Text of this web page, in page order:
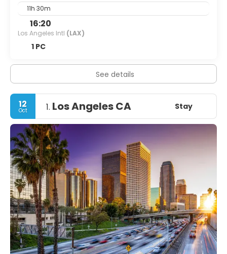
11h 30m
16:20
Los Angeles Intl (LAX)
1 PC
See details
12
Oct 1. Los Angeles CA Stay